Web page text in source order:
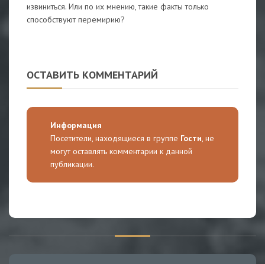
извиниться. Или по их мнению, такие факты только
способствуют перемирию?
ОСТАВИТЬ КОММЕНТАРИЙ
Информация
Посетители, находящиеся в группе Гости, не
могут оставлять комментарии к данной
публикации.